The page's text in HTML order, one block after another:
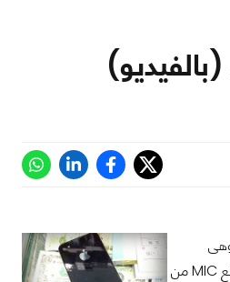
32جيجا بايت ,ولكن يبدو انه منذ هذه اللحظة قد اقترب الاعلان عن صدور الايفون بذاكرة 64 جيجا وذلك وفقا لما نشره موقع MIC من